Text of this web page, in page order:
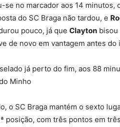
se no marcador aos 14 minutos,
do SC Braga não tardou, e
pouco, já que Clayton bisou
de novo em vantagem antes do
já perto do fim, aos 88
Minho
o SC Braga mantém o sexto
posição, com três pontos em